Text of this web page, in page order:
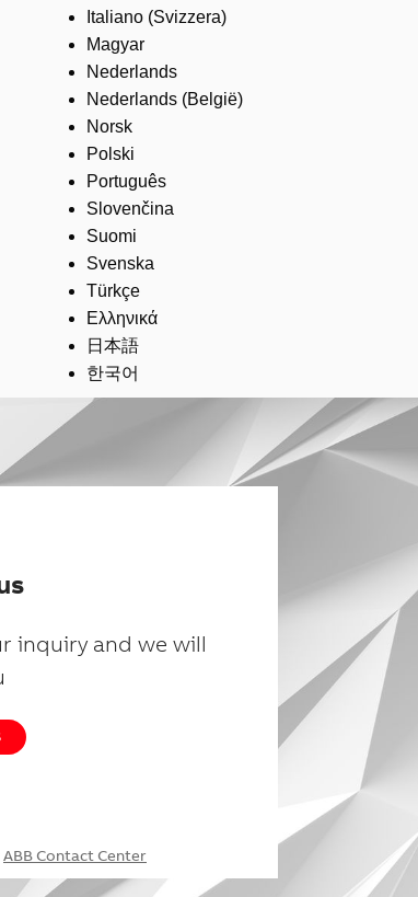
Italiano (Svizzera)
Magyar
Nederlands
Nederlands (België)
Norsk
Polski
Português
Slovenčina
Suomi
Svenska
Türkçe
Ελληνικά
日本語
한국어
inquiry and we will
ABB Contact Center